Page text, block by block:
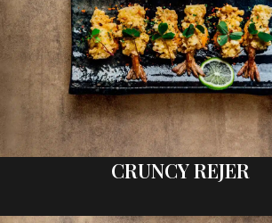
CRUNCY REJER